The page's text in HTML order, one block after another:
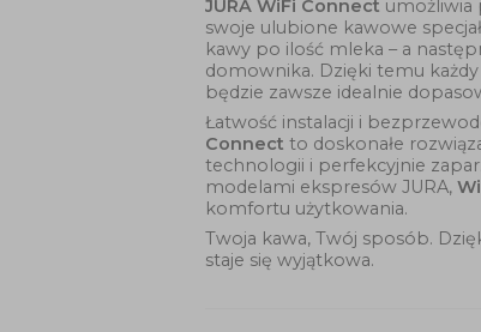
JURA WiFi Connect umożliwia
swoje ulubione kawowe
kawy po ilość mleka – a
domownika. Dzięki temu
będzie zawsze idealnie
Łatwość instalacji i
Connect to doskonałe
technologii i perfekcyjnie
modelami ekspresów JURA,
komfortu użytkowania.
Twoja kawa, Twój sposób.
staje się wyjątkowa.